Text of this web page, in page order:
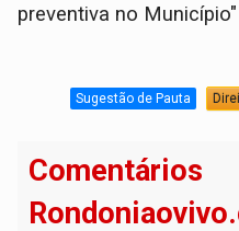
preventiva no
Sugestão de Pauta
Comentários